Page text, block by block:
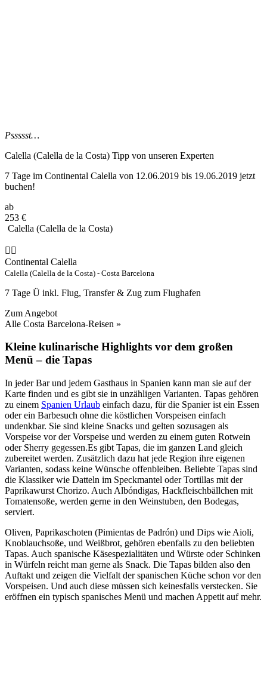
Pssssst…
Calella (Calella de la Costa) Tipp von unseren Experten
7 Tage im Continental Calella von 12.06.2019 bis 19.06.2019 jetzt
buchen!
ab
253 €
Calella (Calella de la Costa)
Continental Calella
Calella (Calella de la Costa) - Costa Barcelona
7 Tage Ü inkl. Flug, Transfer & Zug zum Flughafen
Zum Angebot
Alle Costa Barcelona-Reisen »
Kleine kulinarische Highlights vor dem großen
Menü – die Tapas
In jeder Bar und jedem Gasthaus in Spanien kann man sie auf der
Karte finden und es gibt sie in unzähligen Varianten. Tapas gehören
zu einem Spanien Urlaub einfach dazu, für die Spanier ist ein Essen
oder ein Barbesuch ohne die köstlichen Vorspeisen einfach
undenkbar. Sie sind kleine Snacks und gelten sozusagen als
Vorspeise vor der Vorspeise und werden zu einem guten Rotwein
oder Sherry gegessen.Es gibt Tapas, die im ganzen Land gleich
zubereitet werden. Zusätzlich dazu hat jede Region ihre eigenen
Varianten, sodass keine Wünsche offenbleiben. Beliebte Tapas sind
die Klassiker wie Datteln im Speckmantel oder Tortillas mit der
Paprikawurst Chorizo. Auch Albóndigas, Hackfleischbällchen mit
Tomatensoße, werden gerne in den Weinstuben, den Bodegas,
serviert.
Oliven, Paprikaschoten (Pimientas de Padrón) und Dips wie Aioli,
Knoblauchsoße, und Weißbrot, gehören ebenfalls zu den beliebten
Tapas. Auch spanische Käsespezialitäten und Würste oder Schinken
in Würfeln reicht man gerne als Snack. Die Tapas bilden also den
Auftakt und zeigen die Vielfalt der spanischen Küche schon vor den
Vorspeisen. Und auch diese müssen sich keinesfalls verstecken. Sie
eröffnen ein typisch spanisches Menü und machen Appetit auf mehr.